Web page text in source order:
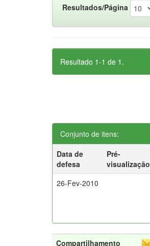
Resultados/Página
Resultado 1-1 de 1.
Conjunto de itens:
Data de
defesa
Pré-
visualização
26-Fev-2010
Compartilhamento